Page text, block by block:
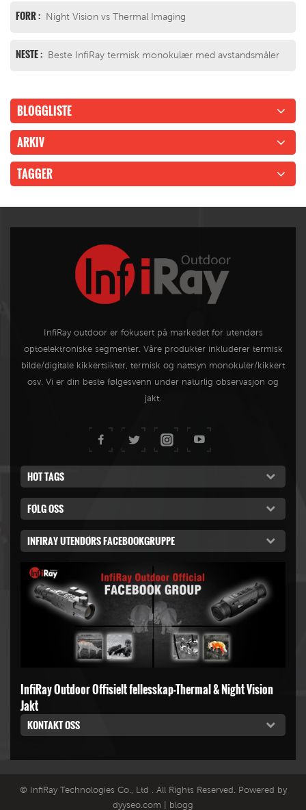
FORR : Night Vision vs Thermal Imaging
NESTE : Beste InfiRay termisk monokulær med avstandsmåler
BLOGGLISTE
ARKIV
TAGGER
InfiRay outdoor er fokusert på markedet for utendørs
optoelektroniske segmenter. Våre produkter inkluderer termisk
bilde/digitale kikkertsikter, termisk og nattsyn monokuler/kikkert
osv. Vi er din beste følgesvenn under naturlig observasjon og
jakt.
HOT TAGS
FØLG OSS
INFIRAY UTENDØRS FACEBOOKGRUPPE
InfiRay Outdoor Offisielt fellesskap-Thermal & Night Vision
Jakt
KONTAKT OSS
© InfiRay Technologies Co., Ltd . All Rights Reserved. Powered by
dyyseo.com | blogg